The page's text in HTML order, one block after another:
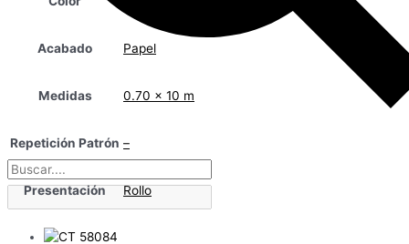
Acabado Papel
Medidas 0.70 x 10 m
Repetición Patrón –
Presentación Rollo